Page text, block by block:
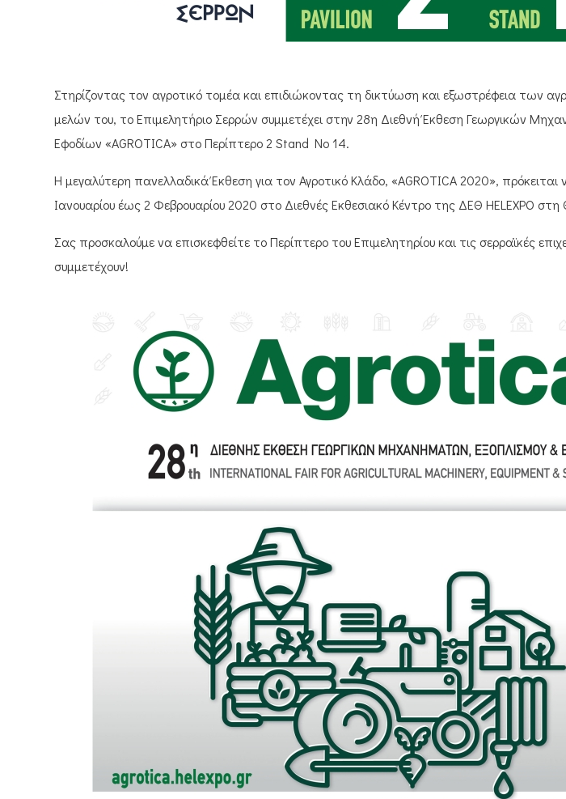
Στηρίζοντας τον αγροτικό τομέα και επιδιώκοντας τη δικτύωση και εξωστρέφεια των
μελών του, το Επιμελητήριο Σερρών συμμετέχει στην 28η Διεθνή Έκθεση Γεωργικών
Εφοδίων «AGROTICA» στο Περίπτερο 2 Stand No 14.
Η μεγαλύτερη πανελλαδικά Έκθεση για τον Αγροτικό Κλάδο, «AGROTICA 2020»,
Ιανουαρίου έως 2 Φεβρουαρίου 2020 στο Διεθνές Εκθεσιακό Κέντρο της ΔΕΘ HELEXPO στη
Σας προσκαλούμε να επισκεφθείτε το Περίπτερο του Επιμελητηρίου και τις σερραϊκές
συμμετέχουν!